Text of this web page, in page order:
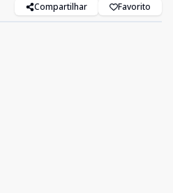
Compartilhar Favorito